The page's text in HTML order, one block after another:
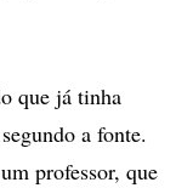
que já tinha
a fonte.
professor, que